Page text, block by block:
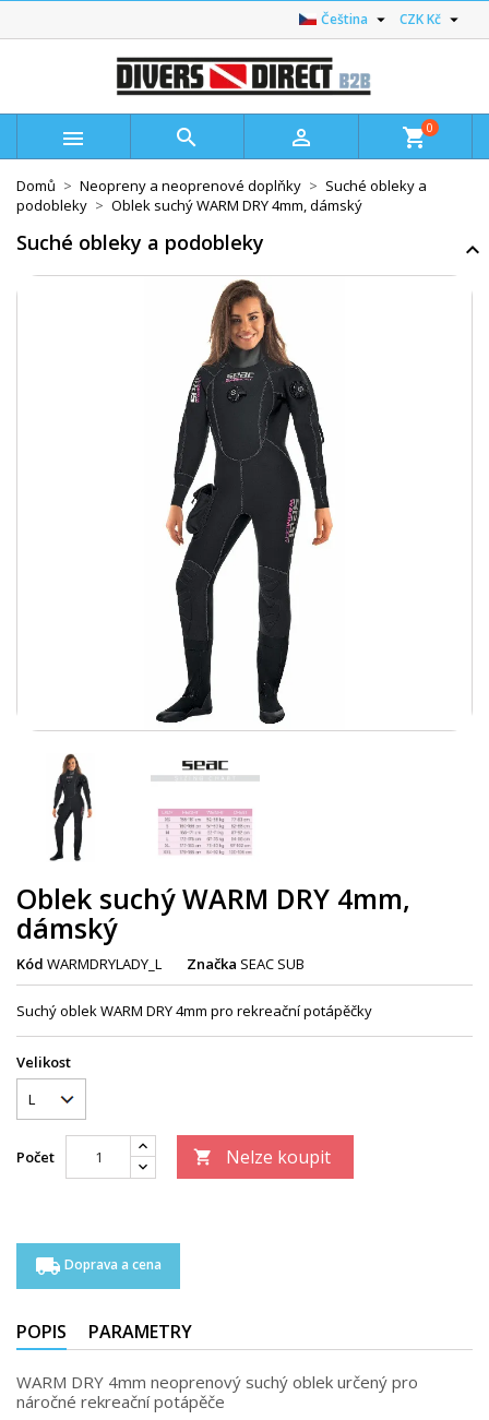
CZK Kč 
Čeština 
   shopping_cart0
Domů Neopreny a neoprenové doplňky
Suché obleky a
podobleky
Oblek suchý WARM DRY 4mm, dámský
Suché obleky a podobleky
Oblek suchý WARM DRY 4mm,
dámský
Kód WARMDRYLADY_L Značka SEAC SUB
Suchý oblek WARM DRY 4mm pro rekreační potápěčky
Velikost
Počet  Nelze koupit
local_shipping Doprava a cena
POPIS PARAMETRY
WARM DRY 4mm neoprenový suchý oblek určený pro
náročné rekreační potápěče